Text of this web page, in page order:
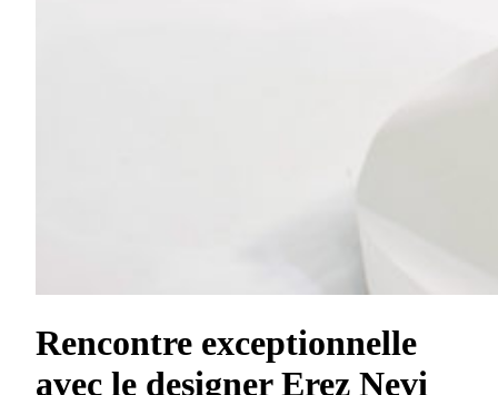
Rencontre exceptionnelle
avec le designer Erez Nevi